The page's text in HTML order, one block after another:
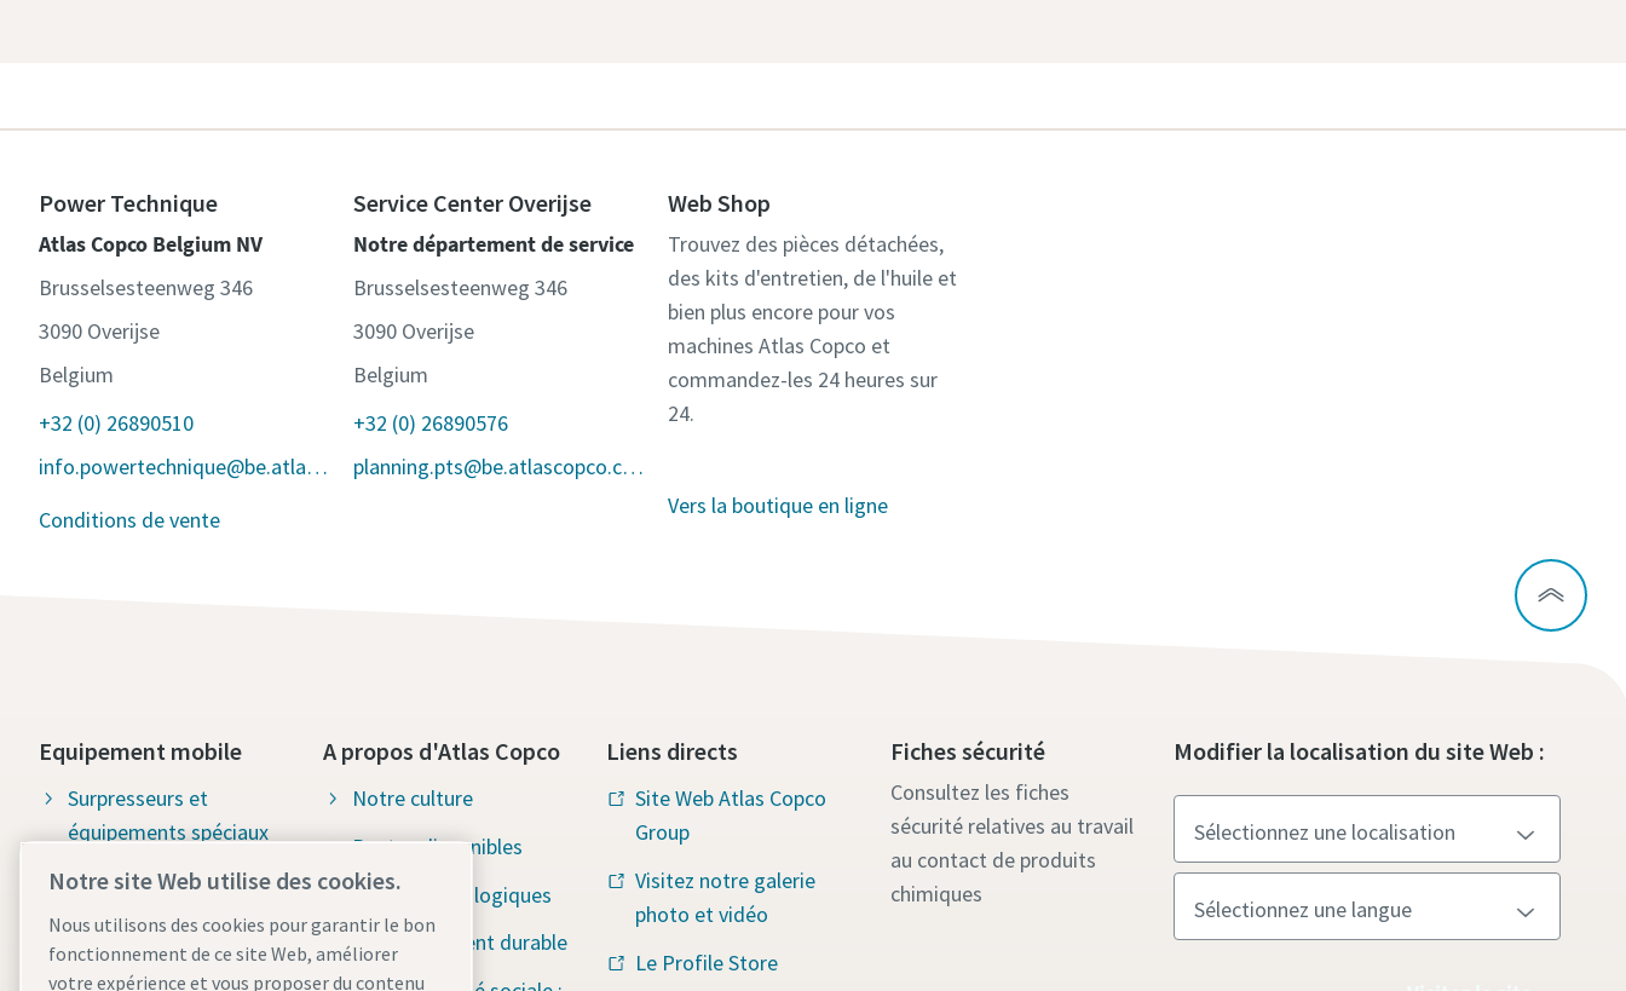
Power Technique
Atlas Copco Belgium NV
Brusselsesteenweg 346
3090 Overijse
Belgium
+32 (0) 26890510
info.powertechnique@be.atlascopco.com
Conditions de vente
Service Center Overijse
Notre département de service
Brusselsesteenweg 346
3090 Overijse
Belgium
+32 (0) 26890576
planning.pts@be.atlascopco.com
Web Shop
Trouvez des pièces détachées,
des kits d'entretien, de l'huile et
bien plus encore pour vos
machines Atlas Copco et
commandez-les 24 heures sur
24.
Vers la boutique en ligne
Equipement mobile
Surpresseurs et
équipements spéciaux
Outils de construction
Pompes d'assèchement
Systèmes de stockage
A propos d'Atlas Copco
Notre culture
Postes disponibles
Solutions écologiques
Développement durable
Liens directs
Site Web Atlas Copco
Group
Visitez notre galerie
photo et vidéo
Le Profile Store
Fiches sécurité
Consultez les fiches
sécurité relatives au travail
au contact de produits
chimiques
Modifier la localisation du site Web :
Notre site Web utilise des cookies.
Nous utilisons des cookies pour garantir le bon
fonctionnement de ce site Web, améliorer
votre expérience et vous proposer du contenu